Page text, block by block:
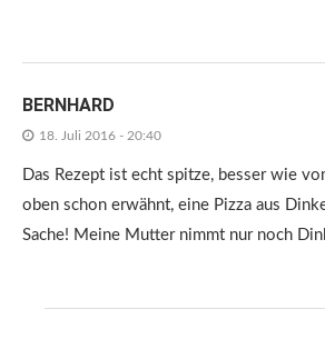
BERNHARD
18. Juli 2016 - 20:40
Das Rezept ist echt spitze, besser wie
oben schon erwähnt, eine Pizza aus
Sache! Meine Mutter nimmt nur noch